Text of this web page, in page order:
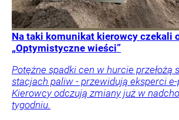
Na taki komunikat kierowcy czekali
„Optymistyczne wieści”
Potężne spadki cen w hurcie przełożą
stacjach paliw - przewidują eksperci e-
Kierowcy odczują zmiany już w
tygodniu.